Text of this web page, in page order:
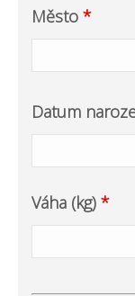
Město *
Datum
Váha (kg) *